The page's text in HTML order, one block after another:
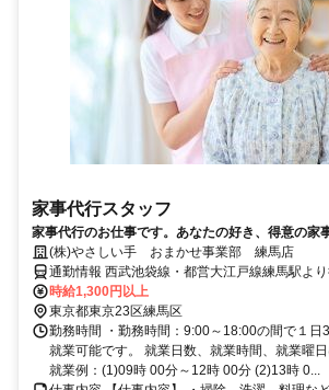
家事代行スタッフ
家事代行のお仕事です。あなたの好き、得意の家
か？(株)やさしい手 おまかせ事業部 練馬店
通勤情報 西武池袋線・都営大江戸線練馬駅よ
時給1,300円以上
東京都東京23区練馬区
勤務時間 ・勤務時間：9:00～18:00の間で１日
就業可能です。 就業日数、就業時間、就業曜日
就業例：(1)09時 00分～12時 00分 (2)13時 0...